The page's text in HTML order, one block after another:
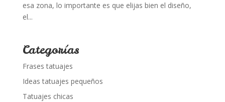
esa zona, lo importante es que elijas bien el diseño,
el...
Categorías
Frases tatuajes
Ideas tatuajes pequeños
Tatuajes chicas